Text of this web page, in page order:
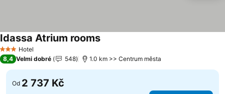
3 Počet hvězdiček
Hotel
Idassa Atrium rooms
8,4 Velmi dobré 548 1.0 km >> Centrum města
Od 2 737 Kč